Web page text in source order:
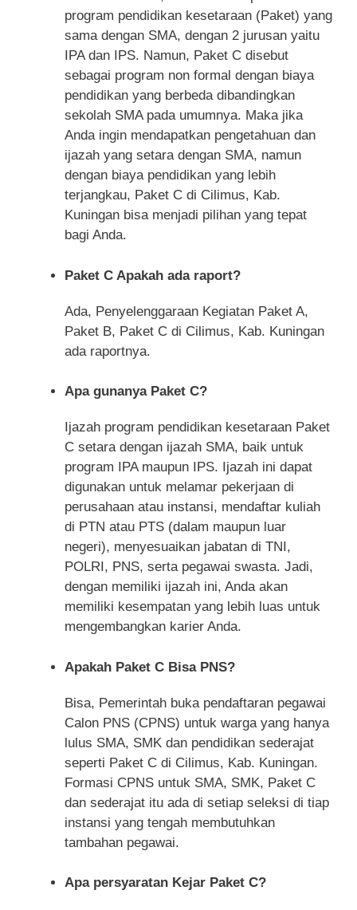
program pendidikan kesetaraan (Paket) yang
sama dengan SMA, dengan 2 jurusan yaitu
IPA dan IPS. Namun, Paket C disebut
sebagai program non formal dengan biaya
pendidikan yang berbeda dibandingkan
sekolah SMA pada umumnya. Maka jika
Anda ingin mendapatkan pengetahuan dan
ijazah yang setara dengan SMA, namun
dengan biaya pendidikan yang lebih
terjangkau, Paket C di Cilimus, Kab.
Kuningan bisa menjadi pilihan yang tepat
bagi Anda.
Paket C Apakah ada raport?
Ada, Penyelenggaraan Kegiatan Paket A,
Paket B, Paket C di Cilimus, Kab. Kuningan
ada raportnya.
Apa gunanya Paket C?
Ijazah program pendidikan kesetaraan Paket
C setara dengan ijazah SMA, baik untuk
program IPA maupun IPS. Ijazah ini dapat
digunakan untuk melamar pekerjaan di
perusahaan atau instansi, mendaftar kuliah
di PTN atau PTS (dalam maupun luar
negeri), menyesuaikan jabatan di TNI,
POLRI, PNS, serta pegawai swasta. Jadi,
dengan memiliki ijazah ini, Anda akan
memiliki kesempatan yang lebih luas untuk
mengembangkan karier Anda.
Apakah Paket C Bisa PNS?
Bisa, Pemerintah buka pendaftaran pegawai
Calon PNS (CPNS) untuk warga yang hanya
lulus SMA, SMK dan pendidikan sederajat
seperti Paket C di Cilimus, Kab. Kuningan.
Formasi CPNS untuk SMA, SMK, Paket C
dan sederajat itu ada di setiap seleksi di tiap
instansi yang tengah membutuhkan
tambahan pegawai.
Apa persyaratan Kejar Paket C?